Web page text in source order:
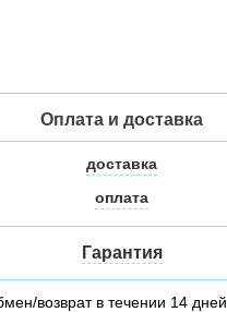
Оплата и доставка
доставка
оплата
Гарантия
возврат в течении 14 дней.